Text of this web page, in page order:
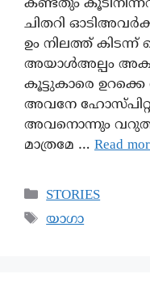
കണ്ടതും
ചിതറി
ഉം നിലത്ത്
അയാൾഅല്പം
കൂട്ടുകാരെ ഉറക്കെ
അവനേ
അവനൊന്നും
മാത്രമേ … Read
STORIES
യാഗാ